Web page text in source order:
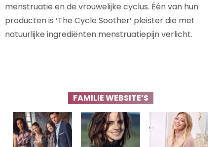
menstruatie en de vrouwelijke cyclus. Één van hun
producten is ‘The Cycle Soother’ pleister die met
natuurlijke ingrediënten menstruatiepijn verlicht.
FAMILIE WEBSITE’S